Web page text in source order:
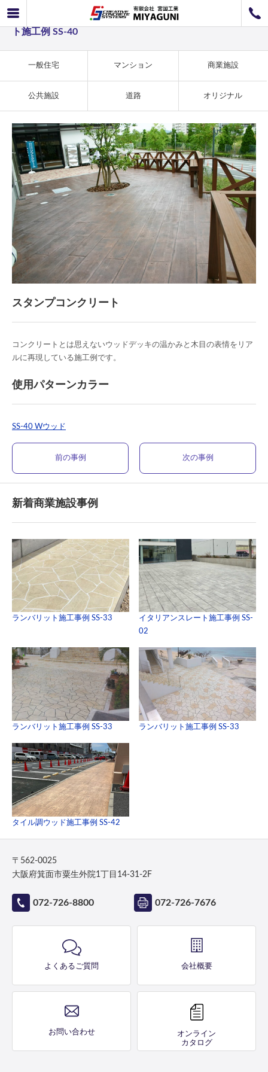
お問い合わせ 工事のお見積もり
商業施設事例 木目の表情が温かいスタンプコンクリー
ト施工例 SS-40
一般住宅 マンション 商業施設
公共施設 道路 オリジナル
スタンプコンクリート
コンクリートとは思えないウッドデッキの温かみと木目の表情をリア
ルに再現している施工例です。
使用パターンカラー
SS-40 Wウッド
前の事例 次の事例
新着商業施設事例
ランバリット施工事例 SS-33
イタリアンスレート施工事例 SS-
02
ランバリット施工事例 SS-33 ランバリット施工事例 SS-33
タイル調ウッド施工事例 SS-42
〒562-0025
大阪府箕面市粟生外院1丁目14-31-2F
072-726-8800 072-726-7676
よくあるご質問 会社概要
お問い合わせ
オンライン
カタログ